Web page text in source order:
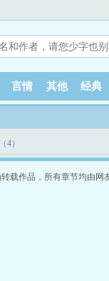
言情 其他 经典
4）
载作品，所有章节均由网